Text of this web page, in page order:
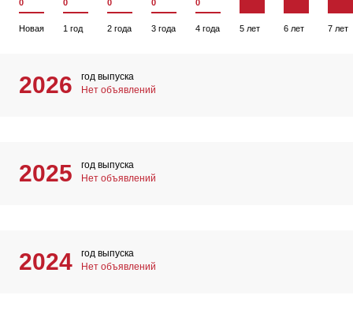
0
Новая
0
1 год
0
2 года
0
3 года
0
4 года 5 лет 6 лет 7 лет
2026
год выпуска
Нет объявлений
2025
год выпуска
Нет объявлений
2024
год выпуска
Нет объявлений